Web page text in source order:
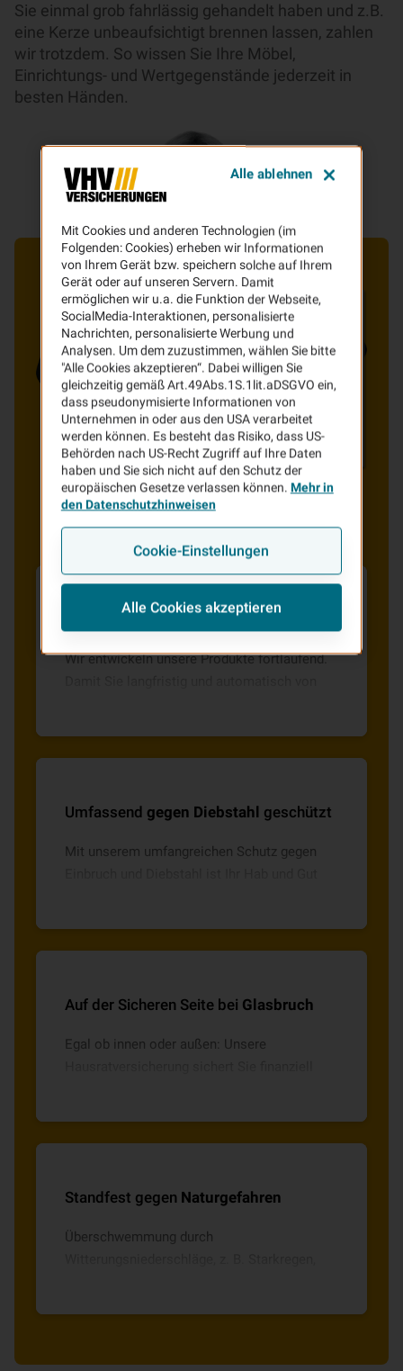
Sie einmal grob fahrlässig gehandelt haben und z.B.
eine Kerze unbeaufsichtigt brennen lassen, zahlen
wir trotzdem. So wissen Sie Ihre Möbel,
Einrichtungs- und Wertgegenstände jederzeit in
besten Händen.
aktuellste Schutz
Wir entwickeln unsere Produkte fortlaufend.
Umfassend gegen Diebstahl geschützt
Mit unserem umfangreichen Schutz gegen
Auf der Sicheren Seite bei Glasbruch
Egal ob innen oder außen: Unsere
Standfest gegen Naturgefahren
Überschwemmung durch
Mit Cookies und anderen Technologien (im
Folgenden: Cookies) erheben wir Informationen
von Ihrem Gerät bzw. speichern solche auf Ihrem
Gerät oder auf unseren Servern. Damit
ermöglichen wir u.a. die Funktion der Webseite,
SocialMedia-Interaktionen, personalisierte
Nachrichten, personalisierte Werbung und
Analysen. Um dem zuzustimmen, wählen Sie bitte
"Alle Cookies akzeptieren“. Dabei willigen Sie
gleichzeitig gemäß Art.49Abs.1S.1lit.aDSGVO ein,
dass pseudonymisierte Informationen von
Unternehmen in oder aus den USA verarbeitet
werden können. Es besteht das Risiko, dass US-
Behörden nach US-Recht Zugriff auf Ihre Daten
haben und Sie sich nicht auf den Schutz der
europäischen Gesetze verlassen können. Mehr in
den Datenschutzhinweisen
Cookie-Einstellungen
Alle Cookies akzeptieren
Alle ablehnen